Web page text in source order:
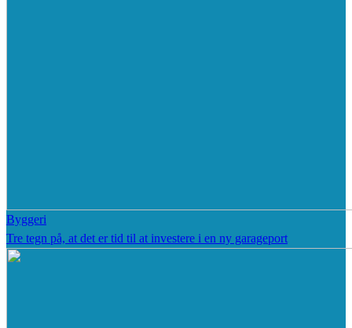
Byggeri
Tre tegn på, at det er tid til at investere i en ny garageport